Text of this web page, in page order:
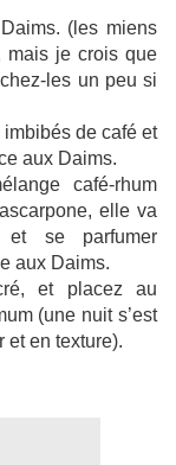
(les miens
mais je crois que
les un peu si
de café et
aux Daims.
café-rhum
elle va
se parfumer
aux Daims.
et placez au
(une nuit s’est
et en texture).